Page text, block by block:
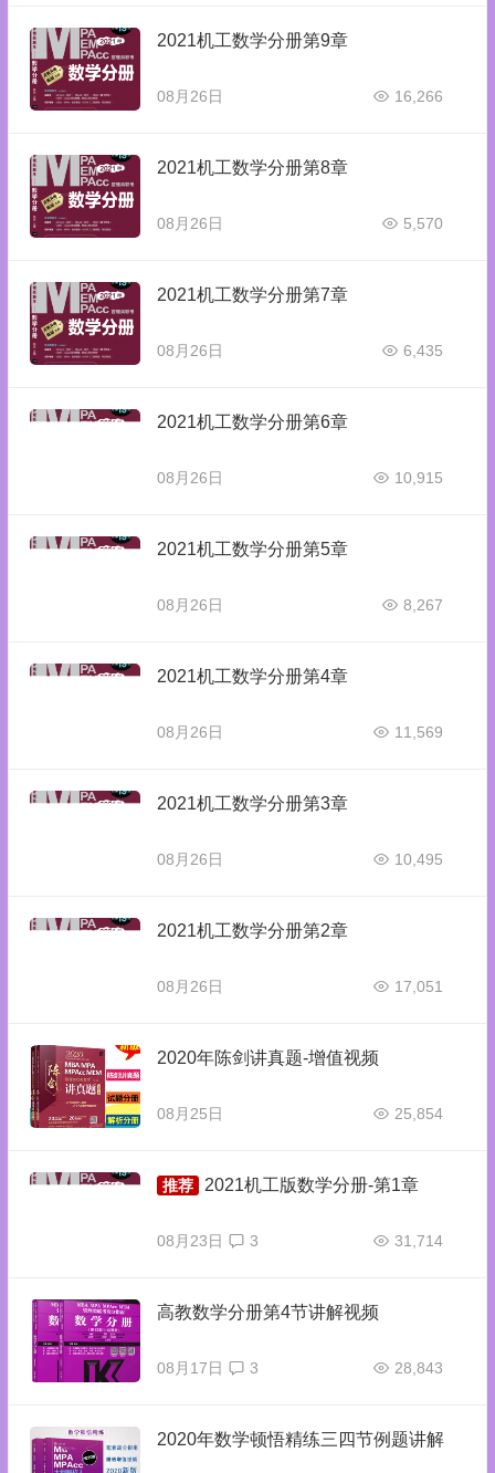
2021机工数学分册第9章
08月26日 16,266
2021机工数学分册第8章
08月26日 5,570
2021机工数学分册第7章
08月26日 6,435
2021机工数学分册第6章
08月26日 10,915
2021机工数学分册第5章
08月26日 8,267
2021机工数学分册第4章
08月26日 11,569
2021机工数学分册第3章
08月26日 10,495
2021机工数学分册第2章
08月26日 17,051
2020年陈剑讲真题-增值视频
08月25日 25,854
推荐 2021机工版数学分册-第1章
08月23日 31,714
3
高教数学分册第4节讲解视频
08月17日 28,843
3
2020年数学顿悟精练三四节例题讲解